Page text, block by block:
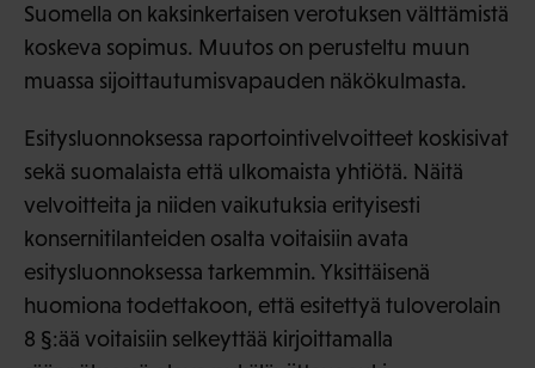
Suomella on kaksinkertaisen verotuksen välttämistä
koskeva sopimus. Muutos on perusteltu muun
muassa sijoittautumisvapauden näkökulmasta.
Esitysluonnoksessa raportointivelvoitteet koskisivat
sekä suomalaista että ulkomaista yhtiötä. Näitä
velvoitteita ja niiden vaikutuksia erityisesti
konsernitilanteiden osalta voitaisiin avata
esitysluonnoksessa tarkemmin. Yksittäisenä
huomiona todettakoon, että esitettyä tuloverolain
8 §:ää voitaisiin selkeyttää kirjoittamalla